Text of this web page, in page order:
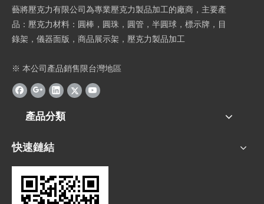
藝將壓克力有限公司為專業壓克力製品加工的廠商，主要產
品：壓克力材料：圓棒，圓珠，圓管，半圓球，標示牌，目
錄架，儀器面版，商品展示架，壓克力製品加工
※ 本公司產品銷售限台灣地區
產品分類
快速鏈結